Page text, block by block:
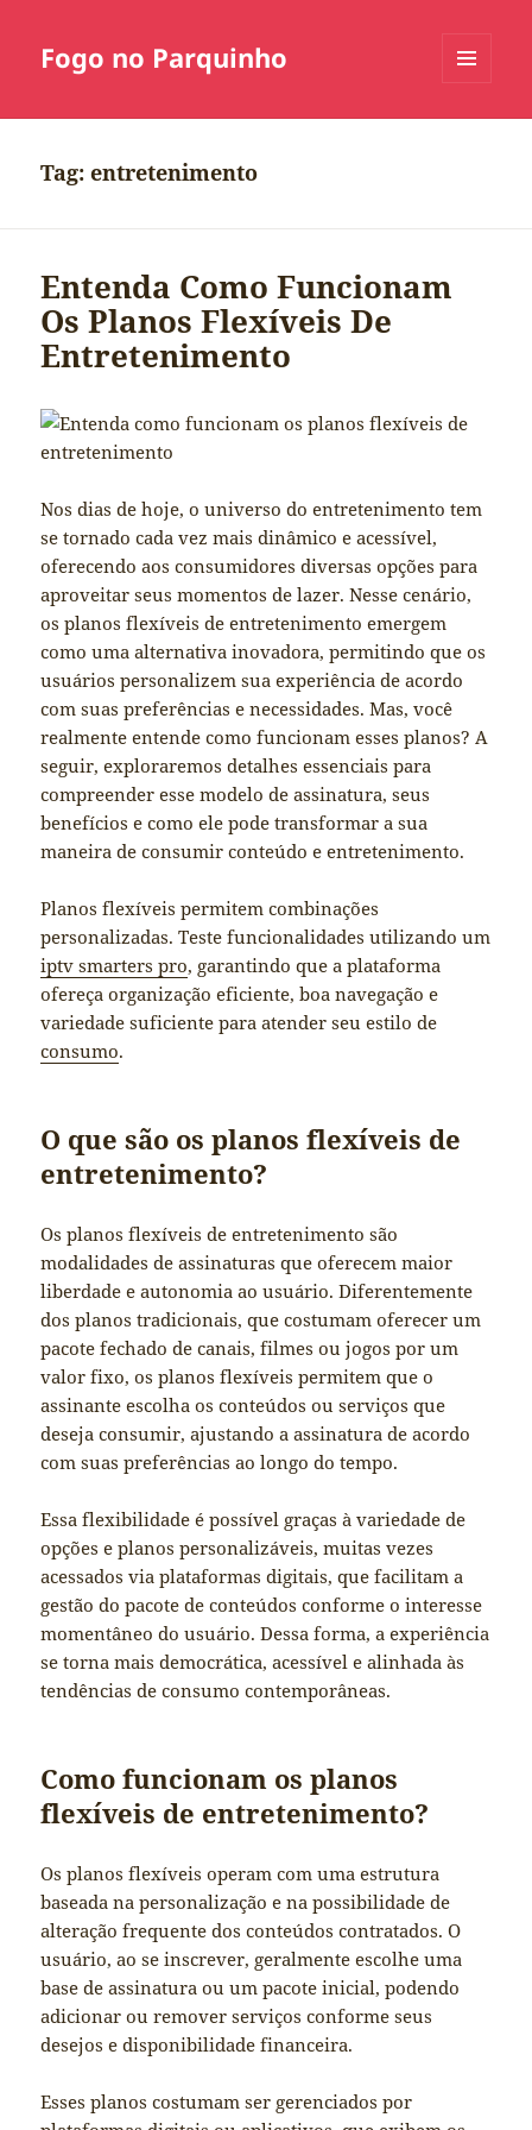
Fogo no Parquinho
Tag:entretenimento
Entenda Como Funcionam
Os Planos Flexíveis De
Entretenimento
Nos dias de hoje, o universo do entretenimento tem
se tornado cada vez mais dinâmico e acessível,
oferecendo aos consumidores diversas opções para
aproveitar seus momentos de lazer. Nesse cenário,
os planos flexíveis de entretenimento emergem
como uma alternativa inovadora, permitindo que os
usuários personalizem sua experiência de acordo
com suas preferências e necessidades. Mas, você
realmente entende como funcionam esses planos? A
seguir, exploraremos detalhes essenciais para
compreender esse modelo de assinatura, seus
benefícios e como ele pode transformar a sua
maneira de consumir conteúdo e entretenimento.
Planos flexíveis permitem combinações
personalizadas. Teste funcionalidades utilizando um
iptv smarters pro, garantindo que a plataforma
ofereça organização eficiente, boa navegação e
variedade suficiente para atender seu estilo de
consumo.
O que são os planos flexíveis de
entretenimento?
Os planos flexíveis de entretenimento são
modalidades de assinaturas que oferecem maior
liberdade e autonomia ao usuário. Diferentemente
dos planos tradicionais, que costumam oferecer um
pacote fechado de canais, filmes ou jogos por um
valor fixo, os planos flexíveis permitem que o
assinante escolha os conteúdos ou serviços que
deseja consumir, ajustando a assinatura de acordo
com suas preferências ao longo do tempo.
Essa flexibilidade é possível graças à variedade de
opções e planos personalizáveis, muitas vezes
acessados via plataformas digitais, que facilitam a
gestão do pacote de conteúdos conforme o interesse
momentâneo do usuário. Dessa forma, a experiência
se torna mais democrática, acessível e alinhada às
tendências de consumo contemporâneas.
Como funcionam os planos
flexíveis de entretenimento?
Os planos flexíveis operam com uma estrutura
baseada na personalização e na possibilidade de
alteração frequente dos conteúdos contratados. O
usuário, ao se inscrever, geralmente escolhe uma
base de assinatura ou um pacote inicial, podendo
adicionar ou remover serviços conforme seus
desejos e disponibilidade financeira.
Esses planos costumam ser gerenciados por